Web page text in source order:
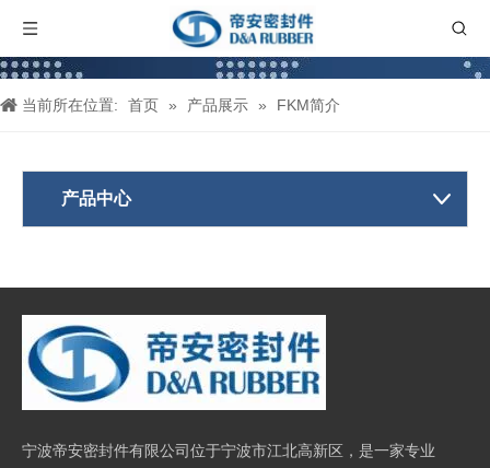
当前所在位置: 首页 » 产品展示 » FKM简介
产品中心
宁波帝安密封件有限公司位于宁波市江北高新区，是一家专业